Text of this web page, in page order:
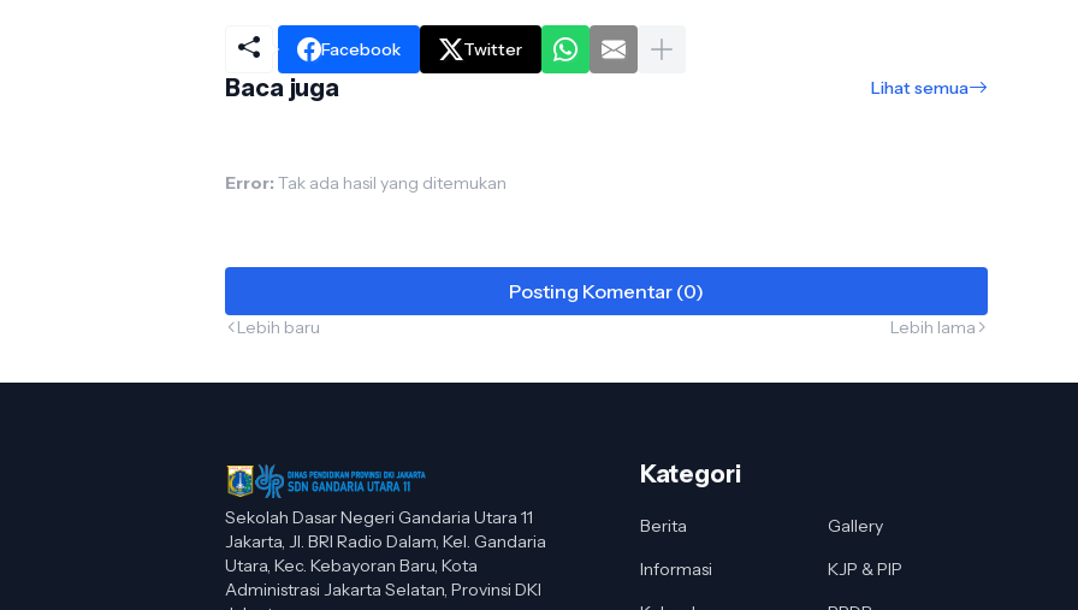
Facebook Twitter
Baca juga Lihat semua
Error: Tak ada hasil yang ditemukan
Posting Komentar (0)
Lebih baru Lebih lama
Sekolah Dasar Negeri Gandaria Utara 11
Jakarta, Jl. BRI Radio Dalam, Kel. Gandaria
Utara, Kec. Kebayoran Baru, Kota
Administrasi Jakarta Selatan, Provinsi DKI
Kategori
Berita
Gallery
Informasi
KJP & PIP